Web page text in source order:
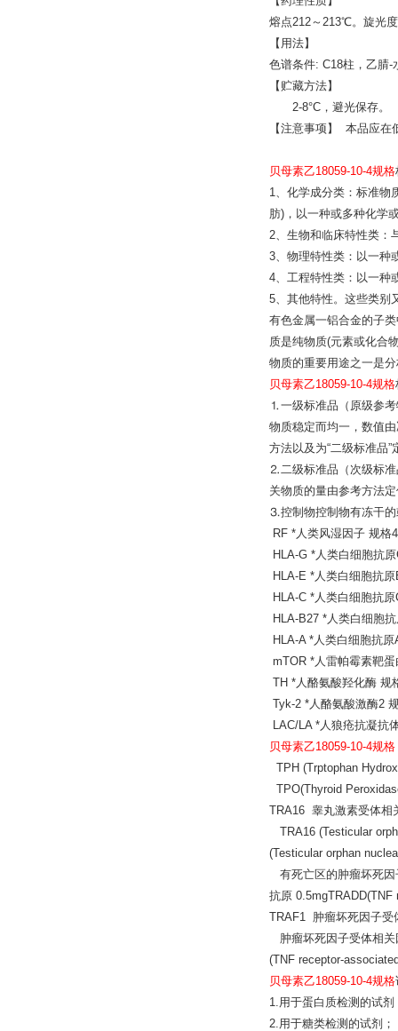
熔点212～213℃。旋光
【用法】
色谱条件: C18柱，乙腈-
【贮藏方法】
2-8°C，避光保存。
【注意事项】 本品应在
贝母素乙18059-10-4规格
1、化学成分类：标准物
肪)，以一种或多种化学
2、生物和临床特性类：
3、物理特性类：以一种
4、工程特性类：以一种
5、其他特性。这些类别
有色金属一铝合金的子
质是纯物质(元素或化合
物质的重要用途之一是
贝母素乙18059-10-4规格
⒈一级标准品（原级参
物质稳定而均一，数值
方法以及为“二级标准品
⒉二级标准品（次级标
关物质的量由参考方法
⒊控制物控制物有冻干的
RF *人类风湿因子 规格
HLA-G *人类白细胞抗
HLA-E *人类白细胞抗
HLA-C *人类白细胞抗
HLA-B27 *人类白细胞
HLA-A *人类白细胞抗
mTOR *人雷帕霉素靶
TH *人酪氨酸羟化酶 规
Tyk-2 *人酪氨酸激酶2
LAC/LA *人狼疮抗凝抗
贝母素乙18059-10-4规格
TPH (Trptophan
TPO(Thyroid
TRA16 睾丸激素受体
TRA16 (Testicular
(Testicular orphan
有死亡区的肿瘤坏死因
抗原
TRAF1 肿瘤坏死因子
肿瘤坏死因子受体相关
(TNF receptor-
贝母素乙18059-10-4规格
1.用于蛋白质检测的试剂
2.用于糖类检测的试剂；